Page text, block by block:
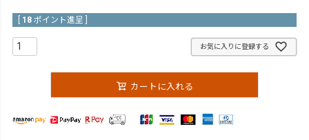
18 ポイント進呈 ]
お気に入りに登録する
カートに入れる